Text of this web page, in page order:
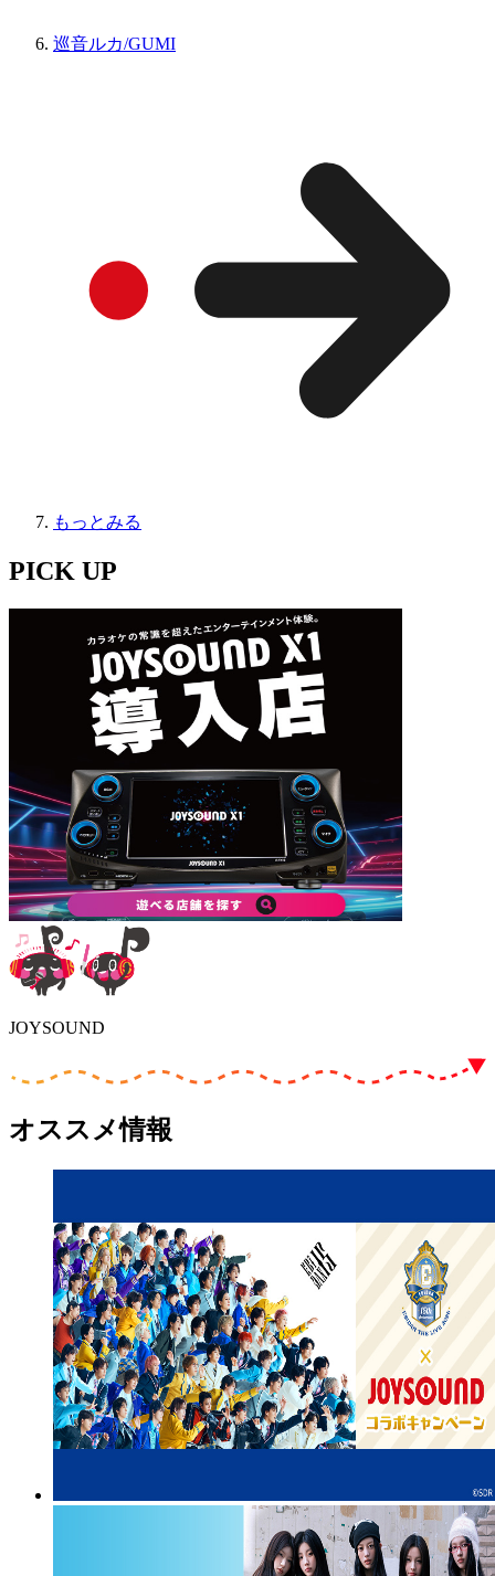
巡音ルカ/GUMI
もっとみる
PICK UP
JOYSOUND
オススメ情報